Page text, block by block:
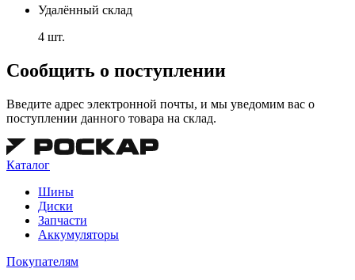
Удалённый склад
4 шт.
Сообщить о поступлении
Введите адрес электронной почты, и мы уведомим вас о
поступлении данного товара на склад.
Каталог
Шины
Диски
Запчасти
Аккумуляторы
Покупателям